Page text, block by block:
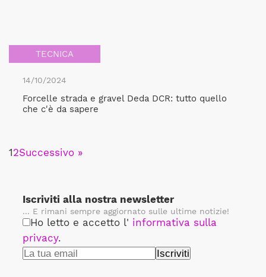
TECNICA
14/10/2024
Forcelle strada e gravel Deda DCR: tutto quello
che c'è da sapere
12Successivo »
Iscriviti alla nostra newsletter
... E rimani sempre aggiornato sulle ultime notizie!
Ho letto e accetto l' informativa sulla
privacy.